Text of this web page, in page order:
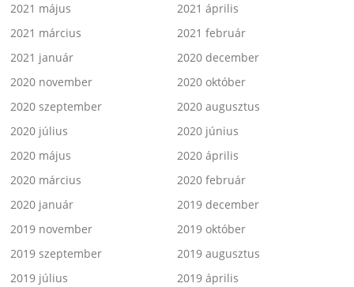
2021 május
2021 április
2021 március
2021 február
2021 január
2020 december
2020 november
2020 október
2020 szeptember
2020 augusztus
2020 július
2020 június
2020 május
2020 április
2020 március
2020 február
2020 január
2019 december
2019 november
2019 október
2019 szeptember
2019 augusztus
2019 július
2019 április